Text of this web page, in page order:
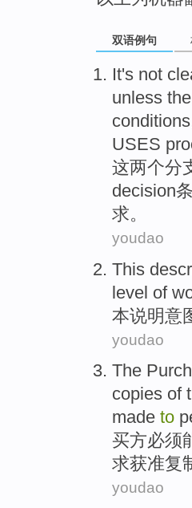
双语例句
It's not
unless the
conditions
USES
这两个分
decision
求。
youdao
This
level of
本说明意
youdao
The
copies of
made to
买方必须
求获准复
youdao